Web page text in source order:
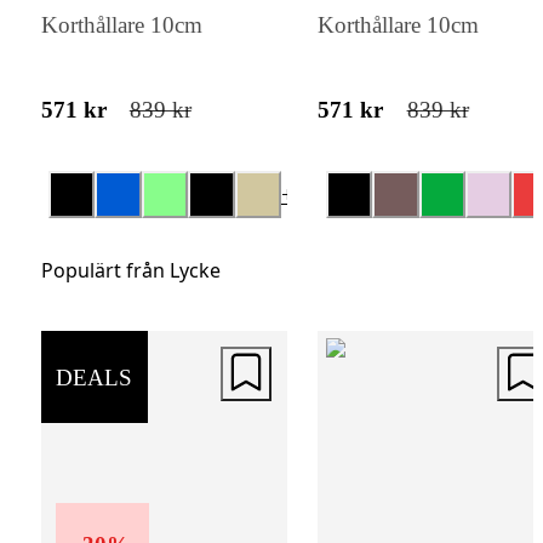
Korthållare 10cm
571 kr 839 kr
+
Korthållare 10cm
571 kr 839 kr
Populärt från Lycke
DEALS